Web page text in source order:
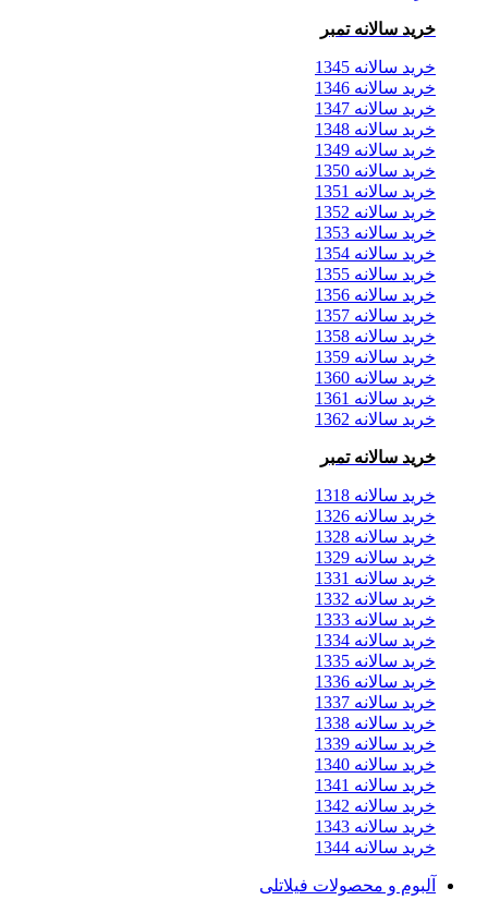
خرید سالانه تمبر
خرید سالانه 1345
خرید سالانه 1346
خرید سالانه 1347
خرید سالانه 1348
خرید سالانه 1349
خرید سالانه 1350
خرید سالانه 1351
خرید سالانه 1352
خرید سالانه 1353
خرید سالانه 1354
خرید سالانه 1355
خرید سالانه 1356
خرید سالانه 1357
خرید سالانه 1358
خرید سالانه 1359
خرید سالانه 1360
خرید سالانه 1361
خرید سالانه 1362
خرید سالانه تمبر
خرید سالانه 1318
خرید سالانه 1326
خرید سالانه 1328
خرید سالانه 1329
خرید سالانه 1331
خرید سالانه 1332
خرید سالانه 1333
خرید سالانه 1334
خرید سالانه 1335
خرید سالانه 1336
خرید سالانه 1337
خرید سالانه 1338
خرید سالانه 1339
خرید سالانه 1340
خرید سالانه 1341
خرید سالانه 1342
خرید سالانه 1343
خرید سالانه 1344
آلبوم و محصولات فیلاتلی